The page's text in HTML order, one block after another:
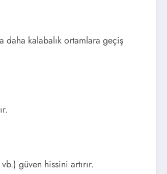
daha kalabalık ortamlara geçiş
güven hissini artırır.